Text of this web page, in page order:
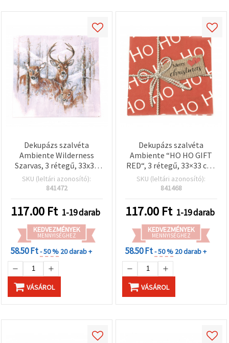
Dekupázs szalvéta
Ambiente Wilderness
Szarvas, 3 rétegű, 33x33
cm, 1 db
SKU (leltári azonosító):
841472
117.00 Ft 1-19 darab
KEDVEZMÉNYEK
MENNYISÉGHEZ
58.50 Ft- 50 % 20 darab +
VÁSÁROL
Dekupázs szalvéta
Ambiente “HO HO GIFT
RED“, 3 rétegű, 33×33 cm,
1 db
SKU (leltári azonosító):
841468
117.00 Ft 1-19 darab
KEDVEZMÉNYEK
MENNYISÉGHEZ
58.50 Ft- 50 % 20 darab +
VÁSÁROL